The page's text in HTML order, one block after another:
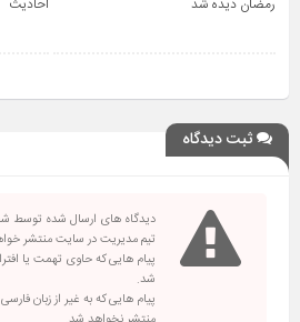
رمضان دیده شد احادیث
ثبت دیدگاه
دیدگاه های ارسال شده توسط
تیم مدیریت در سایت منتشر
پیام هایی که حاوی تهمت یا
شد.
پیام هایی که به غیر از زبان